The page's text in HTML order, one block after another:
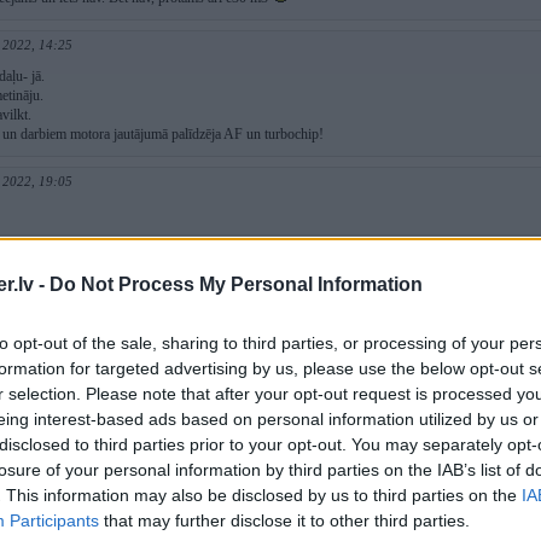
- Do Not Process My Personal Information
opt-out of the sale, sharing to third parties, or processing of your
for targeted advertising by us, please use the below opt-out
selection. Please note that after your opt-out request is processed
interest-based ads based on personal information utilized by us
to third parties prior to your opt-out. You may separately
of your personal information by third parties on the IAB’s list of
This information may also be disclosed by us to third parties on the
Participants that may further disclose it to other third parties.
2022, 14:25
jā.
un darbiem motora jautājumā palīdzēja AF un turbochip!
2022, 19:05
mač?
2022, 17:48
dariji?
22:13
2022, 13:39